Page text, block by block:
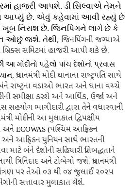
હાજરી આપશે. ડી સિલ્‍વાએ તેમને
છે. એવું કહેવામાં આવી રહ્યું છે
નિરાશ છે. જિનપિંગને લાગે છે કે
ઓછું જશે. તેથી, જિનપિંગની જગ્‍યાએ
બ્રિક્‍સ સમિટમાં હાજરી આપી શકે છે.
મોદીનો પહેલો પાંચ દેશોનો પ્રવાસ
, પ્રધાનમંત્રી મોદી ઘાનાના રાષ્‍ટ્રપતિ સાથે
બંને રાષ્‍ટ્રના વડાઓ ભારત અને ઘાના વચ્‍ચે
સમીક્ષા કરશે અને આર્થિક, ઉર્જા અને
ભાગીદારી દ્વારા તેને વધારવાની
મોદીની આ મુલાકાત દ્વિપક્ષીય
અને ECOWAS (પશ્‍ચિમ આફ્રિકન
અને આફ્રિકન યુનિયન સાથે ભારતની
બંને દેશોની સહિયારી પ્રતિબદ્ધતાને
ત્રિનિદાદ અને ટોબેગો જશે. પ્રધાનમંત્રી
પર તેઓ ૦૩ થી ૦૪ જુલાઈ ૨૦૨૫
સત્તાવાર મુલાકાત લેશે.